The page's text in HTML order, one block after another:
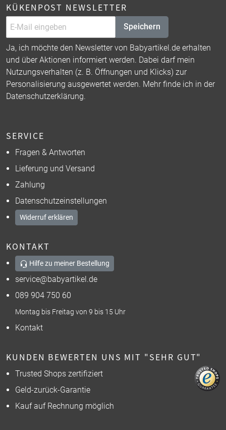
KÜKENPOST NEWSLETTER
Speichern
Ja, ich möchte den Newsletter von Babyartikel.de erhalten
und über Aktionen informiert werden. Dabei darf mein
Nutzungsverhalten (z. B. Öffnungen und Klicks) zur
Personalisierung ausgewertet werden. Mehr finde ich in der
Datenschutzerklärung.
SERVICE
Fragen & Antworten
Lieferung und Versand
Zahlung
Datenschutzeinstellungen
Widerruf erklären
KONTAKT
Hilfe zu meiner Bestellung
service@babyartikel.de
089 904 750 60
Montag bis Freitag von 9 bis 15 Uhr
Kontakt
KUNDEN BEWERTEN UNS MIT "SEHR GUT"
Trusted Shops zertifiziert
Geld-zurück-Garantie
Kauf auf Rechnung möglich